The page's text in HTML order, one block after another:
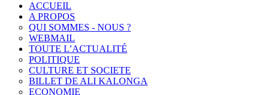
ACCUEIL
A PROPOS
QUI SOMMES - NOUS ?
WEBMAIL
TOUTE L’ACTUALITÉ
POLITIQUE
CULTURE ET SOCIETE
BILLET DE ALI KALONGA
ECONOMIE